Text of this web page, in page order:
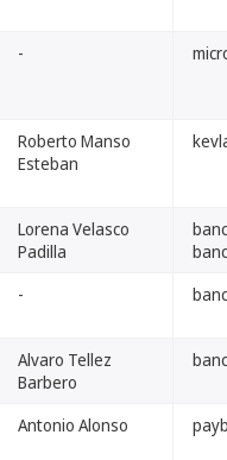
-
Roberto Manso
Esteban
Lorena Velasco
Padilla
-
Alvaro Tellez
Barbero
Antonio Alonso